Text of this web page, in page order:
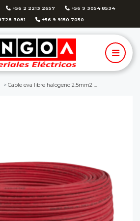
+56 2 2213 2657 +56 9 3054 8534
3081 +56 9 9150 7050
Cable eva libre halogeno 2.5mm2 rojo 750v - 100mts